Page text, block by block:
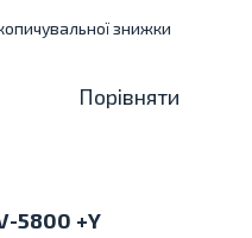
знижки
Порівняти
5800 +Y